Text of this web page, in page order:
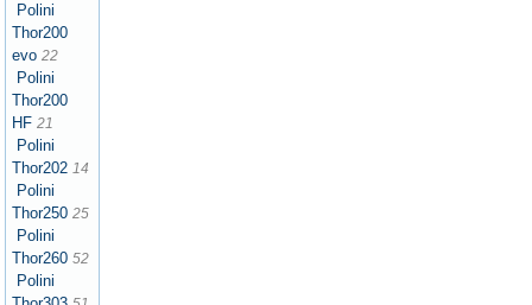
Polini
Thor200
evo 22
Polini
Thor200
HF 21
Polini
Thor202 14
Polini
Thor250 25
Polini
Thor260 52
Polini